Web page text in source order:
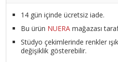
14 gün içinde ücretsiz iade.
Bu ürün NUERA mağazası
Stüdyo çekimlerinde renkler ışık
değişiklik gösterebilir.